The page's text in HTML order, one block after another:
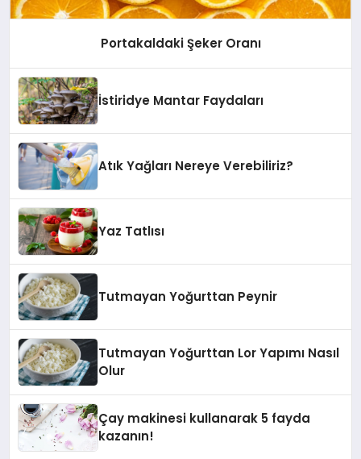
Portakaldaki Şeker Oranı
İstiridye Mantar Faydaları
Atık Yağları Nereye Verebiliriz?
Yaz Tatlısı
Tutmayan Yoğurttan Peynir
Tutmayan Yoğurttan Lor Yapımı Nasıl
Olur
Çay makinesi kullanarak 5 fayda
kazanın!